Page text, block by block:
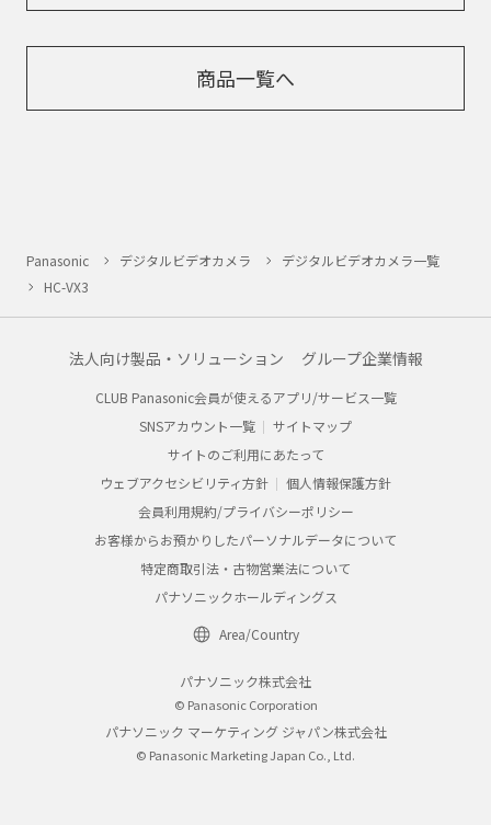
商品一覧へ
Panasonic デジタルビデオカメラ
デジタルビデオカメラ一覧
HC-VX3
法人向け製品・ソリューション グループ企業情報
CLUB Panasonic会員が使えるアプリ/サービス一覧
SNSアカウント一覧
サイトマップ
サイトのご利用にあたって
ウェブアクセシビリティ方針
個人情報保護方針
会員利用規約/プライバシーポリシー
お客様からお預かりしたパーソナルデータについて
特定商取引法・古物営業法について
パナソニックホールディングス
Area/Country
パナソニック株式会社
© Panasonic Corporation
パナソニック マーケティング ジャパン株式会社
© Panasonic Marketing Japan Co., Ltd.